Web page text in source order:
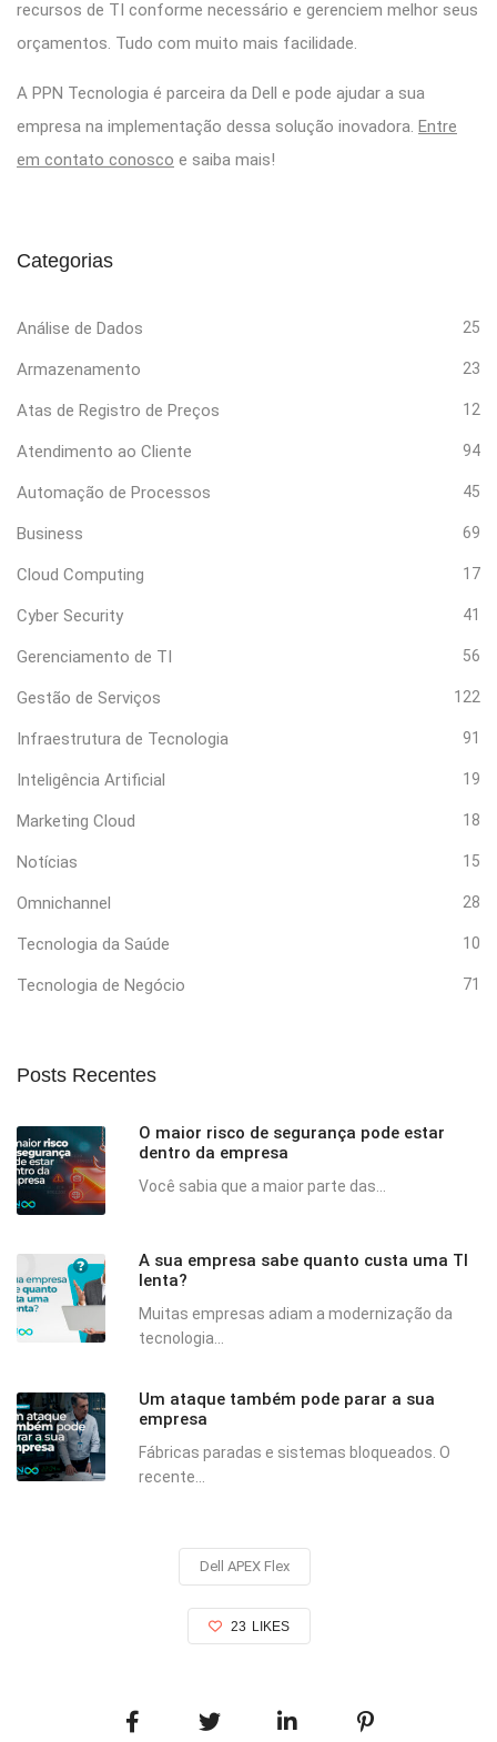
recursos de TI conforme necessário e gerenciem melhor seus
orçamentos. Tudo com muito mais facilidade.
A PPN Tecnologia é parceira da Dell e pode ajudar a sua
empresa na implementação dessa solução inovadora. Entre
em contato conosco e saiba mais!
Categorias
Análise de Dados 25
Armazenamento 23
Atas de Registro de Preços 12
Atendimento ao Cliente 94
Automação de Processos 45
Business 69
Cloud Computing 17
Cyber Security 41
Gerenciamento de TI 56
Gestão de Serviços 122
Infraestrutura de Tecnologia 91
Inteligência Artificial 19
Marketing Cloud 18
Notícias 15
Omnichannel 28
Tecnologia da Saúde 10
Tecnologia de Negócio 71
Posts Recentes
O maior risco de segurança pode estar
dentro da empresa
Você sabia que a maior parte das...
A sua empresa sabe quanto custa uma TI
lenta?
Muitas empresas adiam a modernização da
tecnologia...
Um ataque também pode parar a sua
empresa
Fábricas paradas e sistemas bloqueados. O
recente...
Dell APEX Flex
23 LIKES